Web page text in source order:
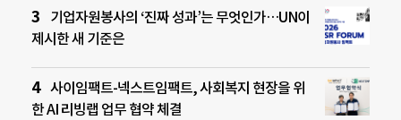
기업자원봉사의 ‘진짜 성과’는 무엇인가…UN이
제시한 새 기준은
사이임팩트-넥스트임팩트, 사회복지 현장을 위
한 AI 리빙랩 업무 협약 체결